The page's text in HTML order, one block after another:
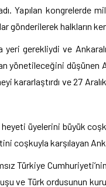
Yapılan kongrelerde
gönderilerek halkların
gerekliydi ve
yönetileceğini
kararlaştırdı ve 27
üyelerini büyük
coşkuyla karşılayan
Türkiye
ve Türk ordusunun